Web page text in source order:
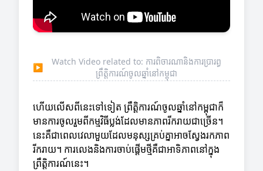
▶
Watch Video related to: ការពិចារណានិងការប្រារព្ធ
ព្រឹត្តិការណ៍ចូលឆ្នាំនៅកម្ពុជា
ហើយលើសពីនេះទៅទៀត ព្រឹត្តិការណ៍ចូលឆ្នាំនៅកម្ពុជាក៏
មានការចូលរួមពីកម្មវិធីប្លង់ដែលមានភាពរីករាយជាច្រើន។
នេះគឺជាពេលវេលាមួយដែលមនុស្សគ្រប់គ្នាអាចស្វែងរកភាព
រីករាយ។ ការលេងនិងការចាប់ផ្តើមថ្មីគឺជាអាទិភាពនៅក្នុង
ព្រឹត្តិការណ៍នេះ។